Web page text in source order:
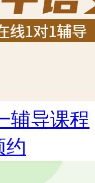
辅导课程
约